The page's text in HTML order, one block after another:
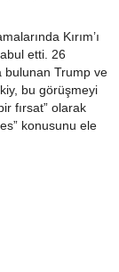
Kırım’ı
etti. 26
bulunan Trump ve
bu görüşmeyi
fırsat” olarak
konusunu ele